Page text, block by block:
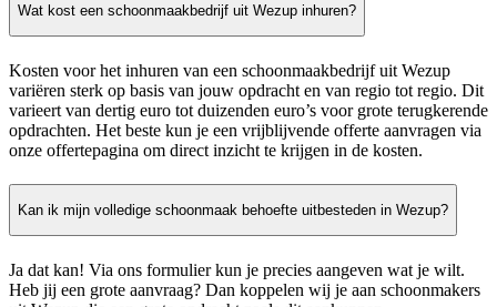
Wat kost een schoonmaakbedrijf uit Wezup inhuren?
Kosten voor het inhuren van een schoonmaakbedrijf uit Wezup
variëren sterk op basis van jouw opdracht en van regio tot regio. Dit
varieert van dertig euro tot duizenden euro’s voor grote terugkerende
opdrachten. Het beste kun je een vrijblijvende offerte aanvragen via
onze offertepagina om direct inzicht te krijgen in de kosten.
Kan ik mijn volledige schoonmaak behoefte uitbesteden in Wezup?
Ja dat kan! Via ons formulier kun je precies aangeven wat je wilt.
Heb jij een grote aanvraag? Dan koppelen wij je aan schoonmakers